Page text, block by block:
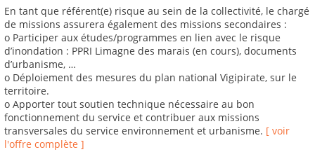
En tant que référent(e) risque au sein de la collectivité, le chargé
de missions assurera également des missions secondaires :
o Participer aux études/programmes en lien avec le risque
d’inondation : PPRI Limagne des marais (en cours), documents
d’urbanisme, …
o Déploiement des mesures du plan national Vigipirate, sur le
territoire.
o Apporter tout soutien technique nécessaire au bon
fonctionnement du service et contribuer aux missions
transversales du service environnement et urbanisme. [ voir
l'offre complète ]